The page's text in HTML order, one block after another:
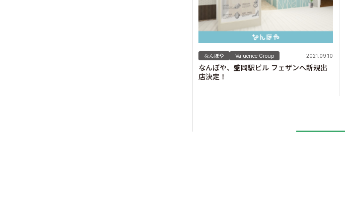
なんぼや Valuence Group 2021.09.10
なんぼや、盛岡駅ビル フェザンへ新規出
店決定！